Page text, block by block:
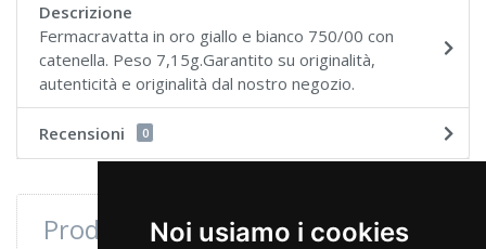
Noi usiamo i cookies
Descrizione
Fermacravatta in oro giallo e bianco 750/00 con
catenella. Peso 7,15g.Garantito su originalità,
autenticità e originalità dal nostro negozio.
Recensioni 0
Prodotti consultati di recente